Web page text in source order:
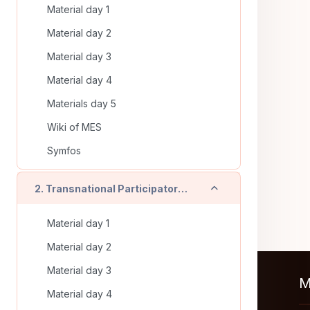
Material day 1
Material day 2
Material day 3
Material day 4
Materials day 5
Wiki of MES
Symfos
2. Transnational Participatory Training (Timisoara - RO) - On line training Replier
Material day 1
Material day 2
Material day 3
Material day 4